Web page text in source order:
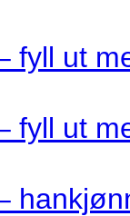
fyll ut
fyll ut